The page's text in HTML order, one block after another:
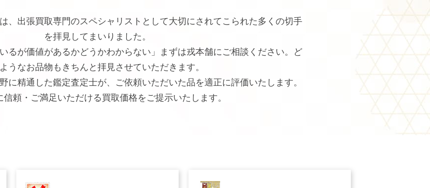
、出張買取専門のスペシャリストとして大切にされてこられた多くの切手
を拝見してまいりました。
るが価値があるかどうかわからない」まずは戎本舗にご相談ください。ど
うなお品物もきちんと拝見させていただきます。
に精通した鑑定査定士が、ご依頼いただいた品を適正に評価いたします。
信頼・ご満足いただける買取価格をご提示いたします。